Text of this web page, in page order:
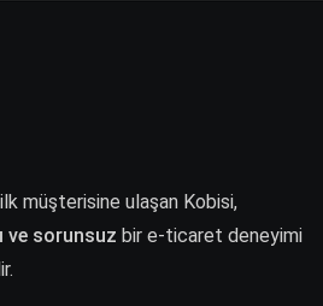
ilk müşterisine ulaşan Kobisi,
ve sorunsuz bir e-ticaret deneyimi